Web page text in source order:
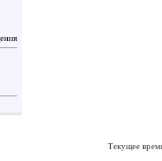
Текущее